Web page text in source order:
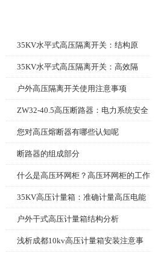
35KV水平式高压隔离开关：结构原
理、选型要点一次讲清楚！
35KV水平式高压隔离开关：高效隔
离，确保电力维护作业安全无忧
户外高压隔离开关使用注意事项
ZW32-40.5高压断路器：电力系统安全
的守护者
您对高压熔断器有哪些认知呢
断路器的组成部分
什么是高压环网柜？高压环网柜的工作
原理35KV高压计量箱：准确计量高压电能
的仪器
户外干式高压计量箱结构分析
浅析成都10kv高压计量箱安装注意事